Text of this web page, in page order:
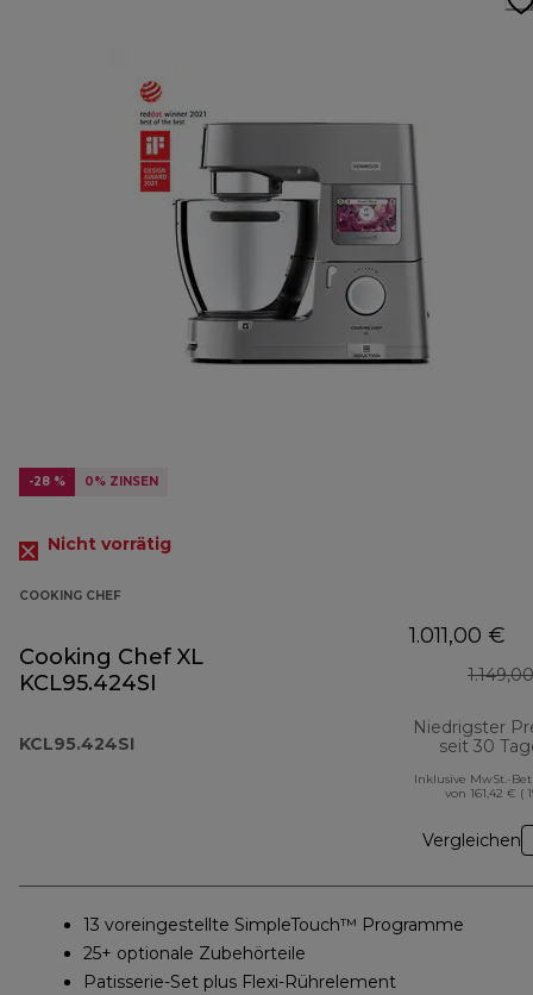
-28 % 0% ZINSEN
Nicht vorrätig
COOKING CHEF
Cooking Chef XL
KCL95.424SI
KCL95.424SI
1.011,00 €
Niedrigster
seit 30
Inklusive MwSt.-
von 161,42 € (
Vergleichen
13 voreingestellte SimpleTouch™ Programme
25+ optionale Zubehörteile
Patisserie-Set plus Flexi-Rührelement